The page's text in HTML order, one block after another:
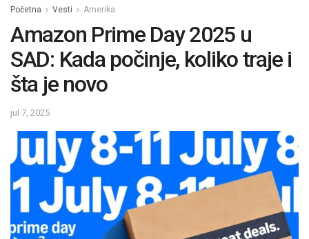
Početna Vesti Amerika
Amazon Prime Day 2025 u
SAD: Kada počinje, koliko traje i
šta je novo
jul 7, 2025